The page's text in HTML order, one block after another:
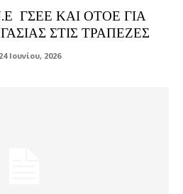
ΓΣΕΕ ΚΑΙ ΟΤΟΕ ΓΙΑ
ΣΤΙΣ ΤΡΑΠΕΖΕΣ
24 Ιουνίου, 2026